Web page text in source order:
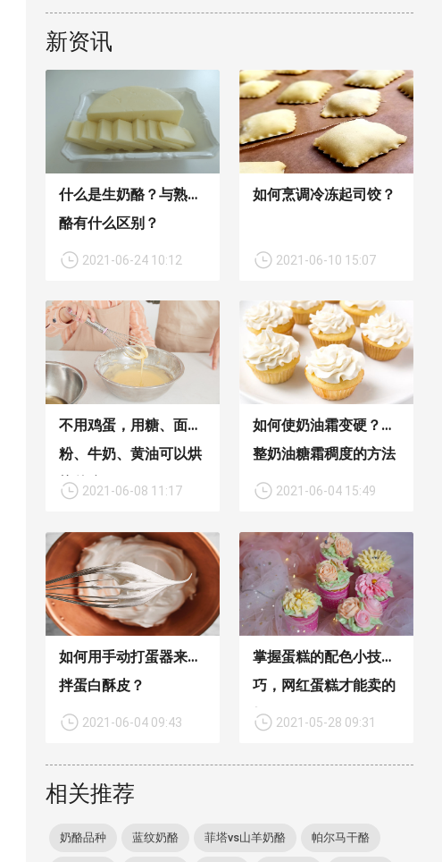
新资讯
什么是生奶酪？与熟奶
酪有什么区别？
2021-06-24 10:12
如何烹调冷冻起司饺？
2021-06-10 15:07
不用鸡蛋，用糖、面
粉、牛奶、黄油可以烘
焙什么？
2021-06-08 11:17
如何使奶油霜变硬？调
整奶油糖霜稠度的方法
2021-06-04 15:49
如何用手动打蛋器来搅
拌蛋白酥皮？
2021-06-04 09:43
掌握蛋糕的配色小技
巧，网红蛋糕才能卖的
好！2021-05-28 09:31
相关推荐
奶酪品种 蓝纹奶酪 菲塔vs山羊奶酪 帕尔马干酪